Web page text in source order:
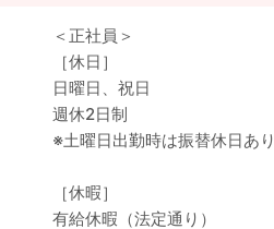
＜正社員＞
［休日］
日曜日、祝日
週休2日制
※土曜日出勤時は振替休日あり
［休暇］
有給休暇（法定通り）